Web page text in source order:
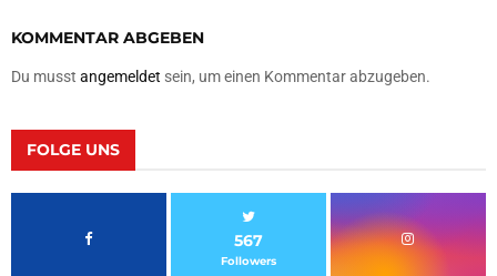
KOMMENTAR ABGEBEN
Du musst angemeldet sein, um einen Kommentar abzugeben.
FOLGE UNS
567
Followers